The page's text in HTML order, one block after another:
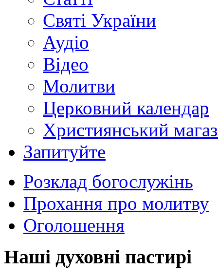
Святі України
Аудіо
Відео
Молитви
Церковний календар
Християнський
Запитуйте
Розклад богослужінь
Прохання про молитву
Оголошення
Наші духовні пастирі